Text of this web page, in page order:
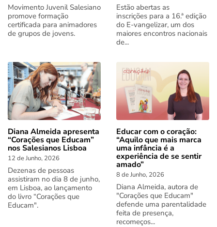
Movimento Juvenil Salesiano
promove formação
certificada para animadores
de grupos de jovens.
Estão abertas as
inscrições para a 16.ª edição
do E-vangelizar, um dos
maiores encontros nacionais
de...
Diana Almeida apresenta
“Corações que Educam”
nos Salesianos Lisboa
12 de Junho, 2026
Dezenas de pessoas
assistiram no dia 8 de junho,
em Lisboa, ao lançamento
do livro “Corações que
Educam".
Educar com o coração:
“Aquilo que mais marca
uma infância é a
experiência de se sentir
amado”
8 de Junho, 2026
Diana Almeida, autora de
"Corações que Educam"
defende uma parentalidade
feita de presença,
recomeços...